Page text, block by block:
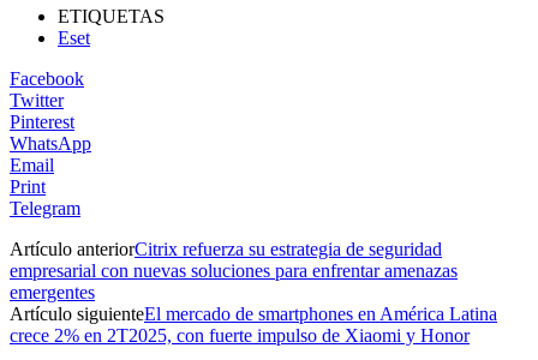
ETIQUETAS
Eset
Facebook
Twitter
Pinterest
WhatsApp
Email
Print
Telegram
Artículo anteriorCitrix refuerza su estrategia de seguridad
empresarial con nuevas soluciones para enfrentar amenazas
emergentes
Artículo siguienteEl mercado de smartphones en América Latina
crece 2% en 2T2025, con fuerte impulso de Xiaomi y Honor